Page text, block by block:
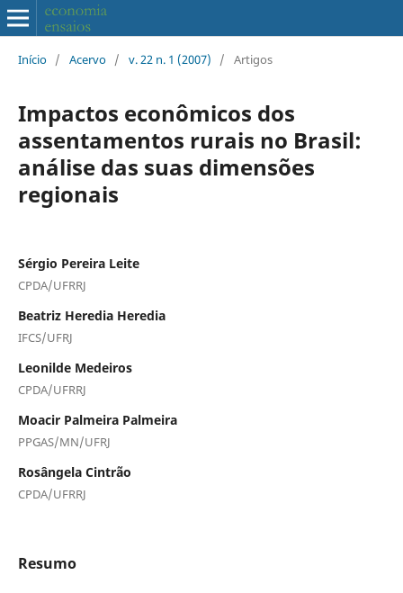
Início / Acervo / v. 22 n. 1 (2007) / Artigos
Impactos econômicos dos
assentamentos rurais no Brasil:
análise das suas dimensões
regionais
Sérgio Pereira Leite
CPDA/UFRRJ
Beatriz Heredia Heredia
IFCS/UFRJ
Leonilde Medeiros
CPDA/UFRRJ
Moacir Palmeira Palmeira
PPGAS/MN/UFRJ
Rosângela Cintrão
CPDA/UFRRJ
Resumo